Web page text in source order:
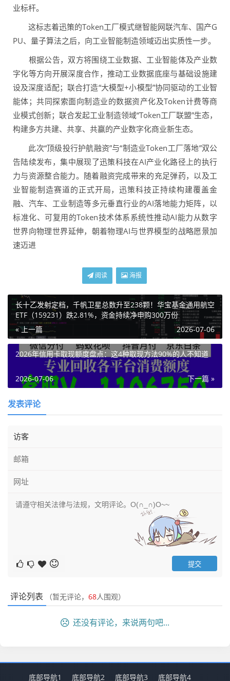
业标杆。
这标志着迅策的Token工厂模式继智能网联汽车、国产G
PU、量子算法之后，向工业智能制造领域迈出实质性一步。
根据公告，双方将围绕工业数据、工业智能体及产业数
字化等方向开展深度合作，推动工业数据底座与基础设施建
设及深度适配；联合打造“大模型+小模型”协同驱动的工业智
能体；共同探索面向制造业的数据资产化及Token计费等商
业模式创新；联合发起工业制造领域“Token工厂联盟”生态，
构建多方共建、共享、共赢的产业数字化商业新生态。
此次“顶级投行护航融资”与“制造业Token工厂落地”双公
告陆续发布，集中展现了迅策科技在AI产业化路径上的执行
力与资源整合能力。随着融资完成带来的充足弹药，以及工
业智能制造赛道的正式开局，迅策科技正持续构建覆盖金
融、汽车、工业制造等多元垂直行业的AI落地能力矩阵，以
标准化、可复用的Token技术体系系统性推动AI能力从数字
世界向物理世界延伸，朝着物理AI与世界模型的战略愿景加
速迈进
阅读 海报
长十乙发射定档，千帆卫星总数升至238颗！华宝基金通用航空
ETF（159231）跌2.81%，资金持续净申购300万份
« 上一篇
2026-07-06
2026年信用卡取现额度盘点：这4种取现方法90%的人不知道
下一篇 »
2026-07-06
发表评论
评论列表 （暂无评论， 68人围观）
还没有评论，来说两句吧...
底部导航1 底部导航2 底部导航3 底部导航4